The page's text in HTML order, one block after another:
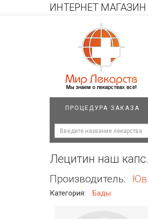
ИНТЕРНЕТ МАГАЗИН
ПРОЦЕДУРА ЗАКАЗА
Лецитин наш
Производитель:
Категория: Бады